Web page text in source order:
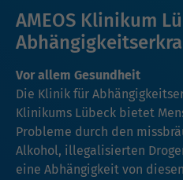
AMEOS Klinikum
Vor allem Gesundheit
Die Klinik für
Klinikums Lübeck bietet
Probleme durch den
Alkohol, illegalisierten
eine Abhängigkeit von